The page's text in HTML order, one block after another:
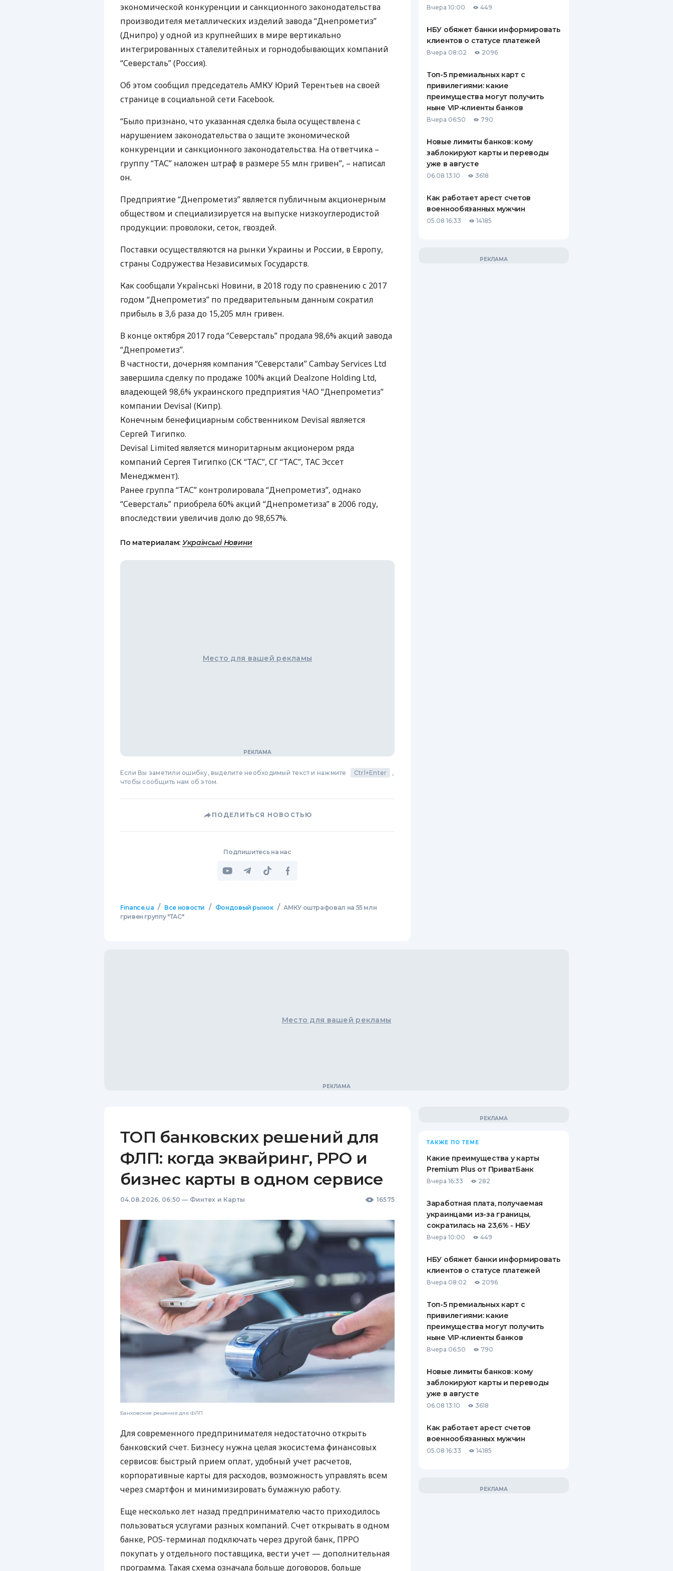
КЕШБЭКА
ПУТЕВОДИТЕЛИ ПО
СТРАХОВАНИЮ
ВСЕ СТРАХОВЫЕ ПОЛИСЫ
ОТЗЫВЫ О СТРАХОВЫХ
КОМПАНИЯХ
экономической конкуренции и санкционного законодательства
производителя металлических изделий завода “Днепрометиз”
(Днипро) у одной из крупнейших в мире вертикально
интегрированных сталелитейных и горнодобывающих компаний
“Северсталь” (Россия).
Об этом сообщил председатель АМКУ Юрий Терентьев на своей
странице в социальной сети Facebook.
“Было признано, что указанная сделка была осуществлена ​​с
нарушением законодательства о защите экономической
конкуренции и санкционного законодательства. На ответчика –
группу “ТАС” наложен штраф в размере 55 млн гривен”, – написал
он.
Предприятие “Днепрометиз” является публичным акционерным
обществом и специализируется на выпуске низкоуглеродистой
продукции: проволоки, сеток, гвоздей.
Поставки осуществляются на рынки Украины и России, в Европу,
страны Содружества Независимых Государств.
Как сообщали Українські Новини, в 2018 году по сравнению с 2017
годом “Днепрометиз” по предварительным данным сократил
прибыль в 3,6 раза до 15,205 млн гривен.
В конце октября 2017 года “Северсталь” продала 98,6% акций завода
“Днепрометиз”.
В частности, дочерняя компания “Северстали” Cambay Services Ltd
завершила сделку по продаже 100% акций Dealzone Holding Ltd,
владеющей 98,6% украинского предприятия ЧАО “Днепрометиз”
компании Devisal (Кипр).
Конечным бенефициарным собственником Devisal является
Сергей Тигипко.
Devisal Limited является миноритарным акционером ряда
компаний Сергея Тигипко (СК “ТАС”, СГ “ТАС”, ТАСЭссет
Менеджмент).
Ранее группа “ТАС” контролировала “Днепрометиз”, однако
“Северсталь” приобрела 60% акций “Днепрометиза” в 2006 году,
впоследствии увеличив долю до 98,657%.
По материалам: Українські Новини
Место для вашей рекламы
Если Вы заметили ошибку, выделите необходимый текст и нажмите Ctrl+Enter
,
чтобы сообщить нам об этом.
ПОДЕЛИТЬСЯ НОВОСТЬЮ
Подпишитесь на нас
Finance.ua / Все новости / Фондовый рынок / АМКУ оштрафовал на 55 млн
гривен группу "ТАС"
Вчера 10:00 449
НБУ обяжет банки информировать
клиентов о статусе платежей
Вчера 08:02 2096
Топ-5 премиальных карт с
привилегиями: какие
преимущества могут получить
ныне VIP-клиенты банков
Вчера 06:50 790
Новые лимиты банков: кому
заблокируют карты и переводы
уже в августе
06.08 13:10 3618
Как работает арест счетов
военнообязанных мужчин
05.08 16:33 14185
Место для вашей рекламы
ТОП банковских решений для
ФЛП: когда эквайринг, РРО и
бизнес карты в одном сервисе
04.08.2026, 06:50 — Финтех и Карты 16575
Банковские решения для ФЛП
Для современного предпринимателя недостаточно открыть
банковский счет. Бизнесу нужна целая экосистема финансовых
сервисов: быстрый прием оплат, удобный учет расчетов,
корпоративные карты для расходов, возможность управлять всем
через смартфон и минимизировать бумажную работу.
Еще несколько лет назад предпринимателю часто приходилось
пользоваться услугами разных компаний. Счет открывать в одном
банке, POS-терминал подключать через другой банк, ПРРО
покупать у отдельного поставщика, вести учет — дополнительная
программа. Такая схема означала больше договоров, больше
ТАКЖЕ ПО ТЕМЕ
Какие преимущества у карты
Premium Plus от ПриватБанк
Вчера 16:33 282
Заработная плата, получаемая
украинцами из-за границы,
сократилась на 23,6% - НБУ
Вчера 10:00 449
НБУ обяжет банки информировать
клиентов о статусе платежей
Вчера 08:02 2096
Топ-5 премиальных карт с
привилегиями: какие
преимущества могут получить
ныне VIP-клиенты банков
Вчера 06:50 790
Новые лимиты банков: кому
заблокируют карты и переводы
уже в августе
06.08 13:10 3618
Как работает арест счетов
военнообязанных мужчин
05.08 16:33 14185